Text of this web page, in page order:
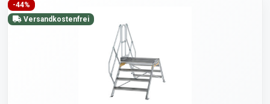
-44%
Versandkostenfrei